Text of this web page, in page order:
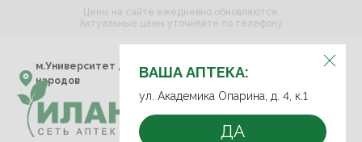
ВЫБЕРИТЕ АПТЕКУ:
м.Университет дружбы
народов
ул. Академика Опарина,
д. 4, к.1
ВАША АПТЕКА:
ул. Академика Опарина, д. 4, к.1
ДА
Цены на сайте ежедневно обновляются.
Актуальные цены уточняйте по телефону